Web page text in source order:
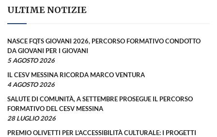
ULTIME NOTIZIE
NASCE FQTS GIOVANI 2026, PERCORSO FORMATIVO CONDOTTO
DA GIOVANI PER I GIOVANI
5 AGOSTO 2026
IL CESV MESSINA RICORDA MARCO VENTURA
4 AGOSTO 2026
SALUTE DI COMUNITÀ, A SETTEMBRE PROSEGUE IL PERCORSO
FORMATIVO DEL CESV MESSINA
28 LUGLIO 2026
PREMIO OLIVETTI PER L’ACCESSIBILITÀ CULTURALE: I PROGETTI